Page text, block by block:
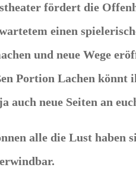
fördert die
einen
und neue Wege
Portion Lachen könnt
auch neue Seiten an
alle die Lust haben